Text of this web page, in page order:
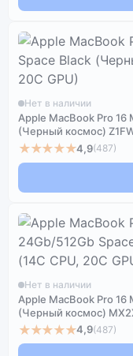
Нет в наличии
Apple MacBook Pro 16
(Черный космос)
★★★★★4,9(487)
Нет в наличии
Apple MacBook Pro 16
(Черный космос)
★★★★★4,9(487)